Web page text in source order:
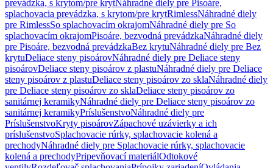
prevádzka, s krytom/pre krytNáhradné diely pre Pisoáre,
splachovacia prevádzka, s krytom/pre krytRimlessNáhradné diely
pre RimlessSo splachovacím okrajomNáhradné diely pre So
splachovacím okrajomPisoáre, bezvodná prevádzkaNáhradné diely
pre Pisoáre, bezvodná prevádzkaBez krytuNáhradné diely pre Bez
krytuDeliace steny pisoárovNáhradné diely pre Deliace steny
pisoárovDeliace steny pisoárov z plastuNáhradné diely pre Deliace
steny pisoárov z plastuDeliace steny pisoárov zo sklaNáhradné diely
pre Deliace steny pisoárov zo sklaDeliace steny pisoárov zo
sanitárnej keramikyNáhradné diely pre Deliace steny pisoárov zo
sanitárnej keramikyPríslušenstvoNáhradné diely pre
PríslušenstvoKryty pisoárovZápachové uzávierky a ich
príslušenstvoSplachovacie rúrky, splachovacie kolená a
prechodyNáhradné diely pre Splachovacie rúrky, splachovacie
kolená a prechodyPripevňovací materiálOdtokové